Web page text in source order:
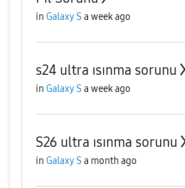
in Galaxy S a week ago
s24 ultra ısınma sorunu
in Galaxy S a week ago
S26 ultra ısınma sorunu
in Galaxy S a month ago